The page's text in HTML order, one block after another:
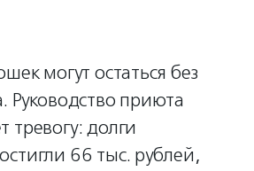
могут остаться без
Руководство приюта
тревогу: долги
66 тыс. рублей,